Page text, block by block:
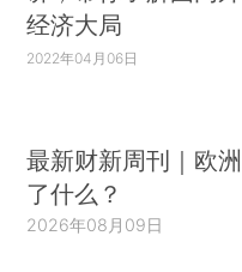
经济大局
2022年04月06日
最新财新周刊｜欧
了什么？
2026年08月09日